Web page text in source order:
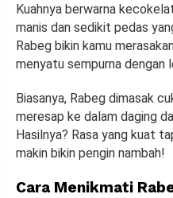
Kuahnya berwarna
manis dan sedikit pedas
Rabeg bikin kamu
menyatu sempurna dengan
Biasanya, Rabeg dimasak
meresap ke dalam daging
Hasilnya? Rasa yang kuat
makin bikin pengin nambah!
Cara Menikmati